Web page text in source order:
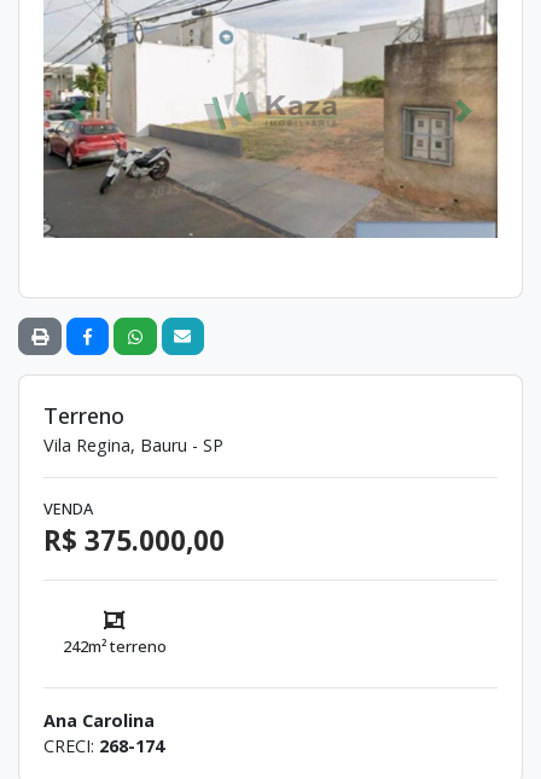
Anterior Próximo
Terreno
Vila Regina, Bauru - SP
VENDA
R$ 375.000,00
242m² terreno
Ana Carolina
CRECI: 268-174